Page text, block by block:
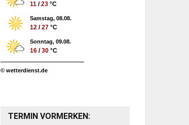
11 /23 °C
Samstag, 08.08.
12 /27 °C
Sonntag, 09.08.
16 /30 °C
© wetterdienst.de
TERMIN VORMERKEN: